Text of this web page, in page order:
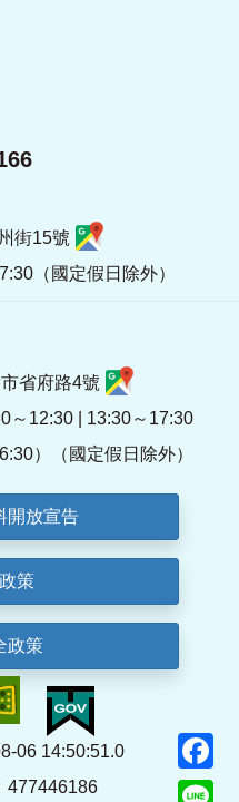
街15號
（國定假日除外）
省府路4號
～12:30 | 13:30～17:30
）（國定假日除外）
開放宣告
策
政策
06 14:50:51.0
477446186